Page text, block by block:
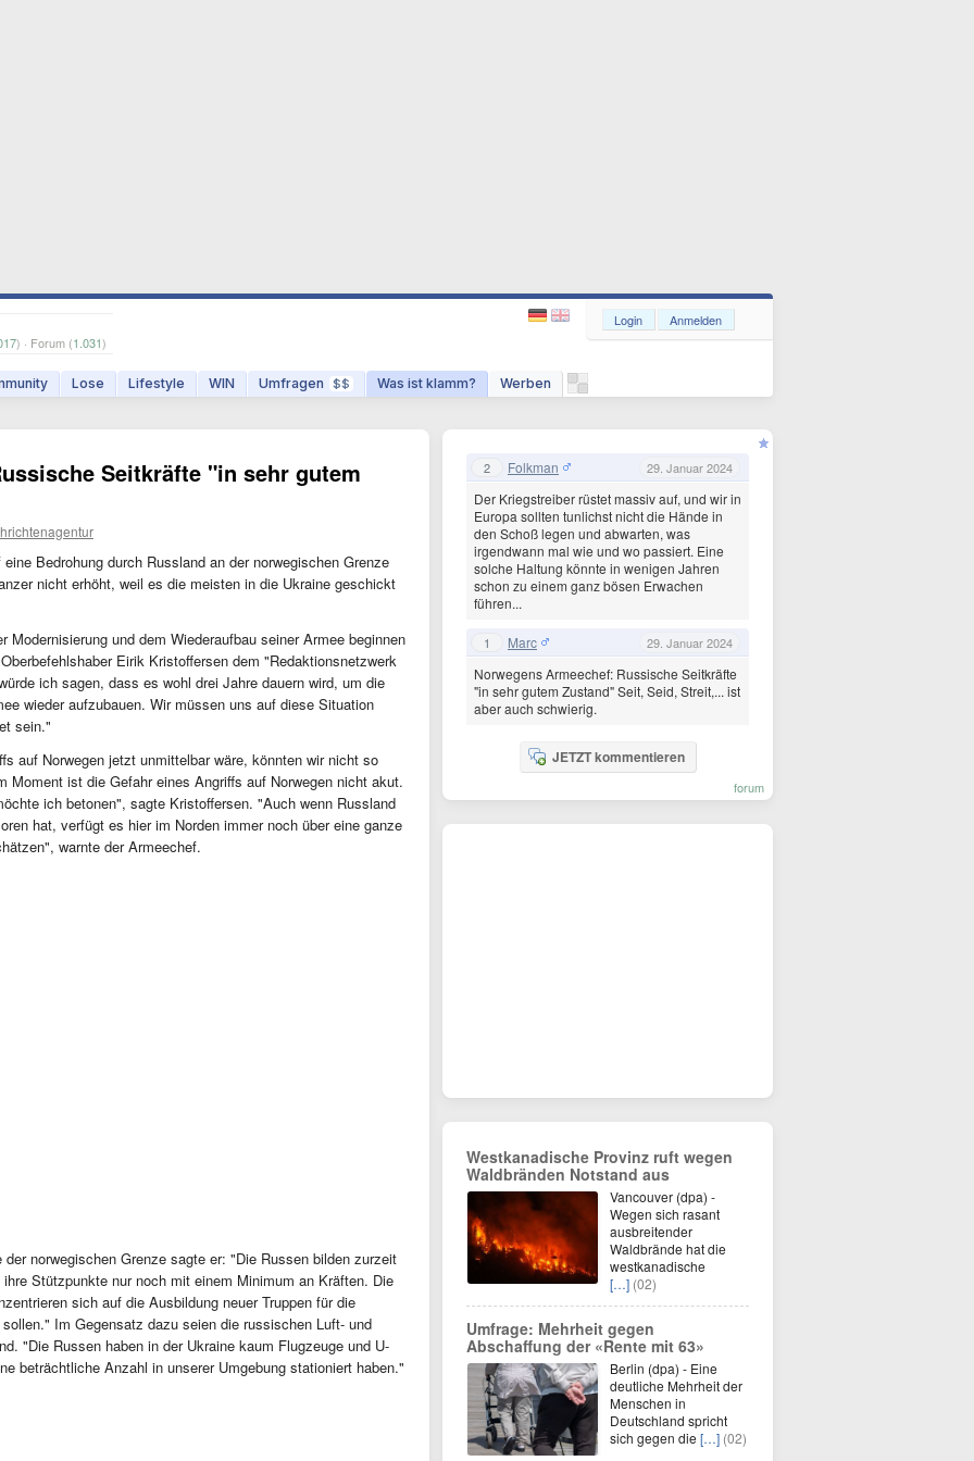
) · Forum (1.031)
Lose Lifestyle WIN Umfragen $$ Was ist klamm? Werben
Login Anmelden
Seitkräfte "in sehr gutem
Bedrohung durch Russland an der norwegischen Grenze
nicht erhöht, weil es die meisten in die Ukraine geschickt
und dem Wiederaufbau seiner Armee beginnen
Eirik Kristoffersen dem "Redaktionsnetzwerk
ich sagen, dass es wohl drei Jahre dauern wird, um die
wieder aufzubauen. Wir müssen uns auf diese Situation
sein."
auf Norwegen jetzt unmittelbar wäre, könnten wir nicht so
Moment ist die Gefahr eines Angriffs auf Norwegen nicht akut.
ich betonen", sagte Kristoffersen. "Auch wenn Russland
hat, verfügt es hier im Norden immer noch über eine ganze
warnte der Armeechef.
norwegischen Grenze sagte er: "Die Russen bilden zurzeit
Stützpunkte nur noch mit einem Minimum an Kräften. Die
sich auf die Ausbildung neuer Truppen für die
Im Gegensatz dazu seien die russischen Luft- und
"Die Russen haben in der Ukraine kaum Flugzeuge und U-
beträchtliche Anzahl in unserer Umgebung stationiert haben."
2 Folkman 29. Januar 2024
Der Kriegstreiber rüstet massiv auf, und wir in
Europa sollten tunlichst nicht die Hände in
den Schoß legen und abwarten, was
irgendwann mal wie und wo passiert. Eine
solche Haltung könnte in wenigen Jahren
schon zu einem ganz bösen Erwachen
führen...
1 Marc 29. Januar 2024
Norwegens Armeechef: Russische Seitkräfte
"in sehr gutem Zustand" Seit, Seid, Streit,... ist
aber auch schwierig.
JETZT kommentieren
forum
Westkanadische Provinz ruft wegen
Waldbränden Notstand aus
Vancouver (dpa) -
Wegen sich rasant
ausbreitender
Waldbrände hat die
westkanadische
[…] (02)
Umfrage: Mehrheit gegen
Abschaffung der «Rente mit 63»
Berlin (dpa) - Eine
deutliche Mehrheit der
Menschen in
Deutschland spricht
sich gegen die […] (02)